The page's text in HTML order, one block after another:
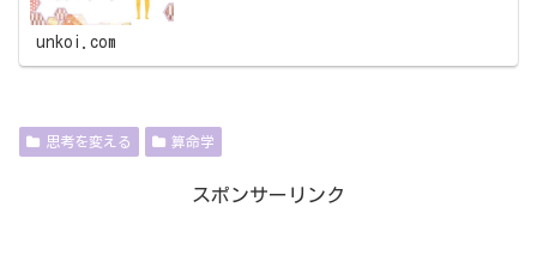
unkoi.com
思考を変える 算命学
スポンサーリンク